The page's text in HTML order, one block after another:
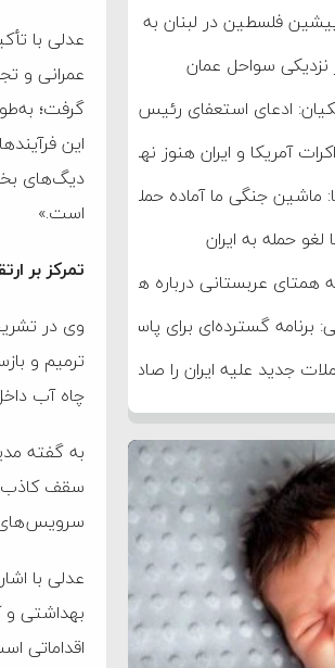
عدلی با
عمرانی و
این
دیگ‌های
است.»
تمرکز بر
وی در
ترمیم و
چاه آب
به گفته
سقف
عدلی با
بهداشتی
اقداماتی
فلسطین در لبنان به اتهام فساد و اختلاس
نزدیکی سواحل عمان
ادعای استعفای رئیس‌جمهور واهی و
آمریکا و ایران هنوز نهایی نشده است
ماشین جنگی ما آماده حمله نظامی علیه
حمله به ایران
همتای عربستانی درباره همراهی با آمریکا
برنامه گسترده‌ای برای پاسخ به دیوانگی
جدید علیه ایران را صادر کرد
مورد اصابت قرار گرفته و متوقف
تاریخی برای خلع سلاح کامل حماس شد
همتای بلغارستانی به دلیل کمک به آمریکا
متجاوزان کمک می کنند پاسخ سختی خواهند
جدید به ایران را اعلام کرد